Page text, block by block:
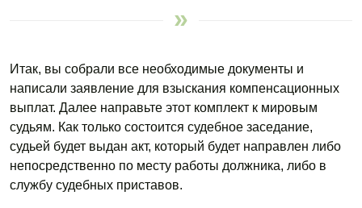
Итак, вы собрали все необходимые документы и
написали заявление для взыскания компенсационных
выплат. Далее направьте этот комплект к мировым
судьям. Как только состоится судебное заседание,
судьей будет выдан акт, который будет направлен либо
непосредственно по месту работы должника, либо в
службу судебных приставов.